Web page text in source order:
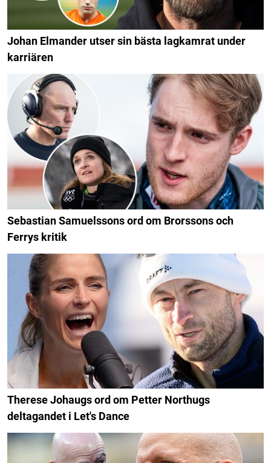
Johan Elmander utser sin bästa lagkamrat under
karriären
Sebastian Samuelssons ord om Brorssons och
Ferrys kritik
Therese Johaugs ord om Petter Northugs
deltagandet i Let's Dance